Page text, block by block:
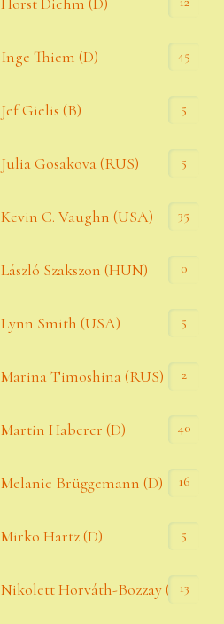
Inge Thiem (D) 45
Jef Gielis (B) 5
Julia Gosakova (RUS) 5
Kevin C. Vaughn (USA) 35
László Szakszon (HUN) 0
Lynn Smith (USA) 5
Marina Timoshina (RUS) 2
Martin Haberer (D) 40
Melanie Brüggemann (D) 16
Mirko Hartz (D) 5
Nikolett Horváth-Bozzay (A)13